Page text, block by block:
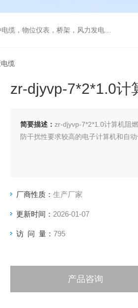
物位仪表，桥架，风力发电用电缆
缆
zr-djyvp-7*2*1.0计
简要描述： zr-djyvp-7*2*1.0计算机阻
防干扰性要求较高的电子计算机和自
厂商性质： 生产厂家
更新时间： 2026-01-07
访 问 量： 795
产品咨询